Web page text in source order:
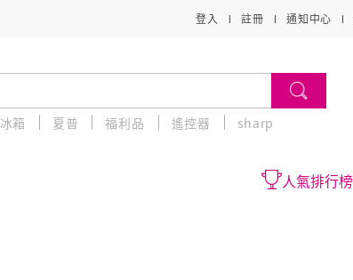
登入 註冊 通知中心
冰箱 夏普 福利品 遙控器
sharp
人氣排行榜